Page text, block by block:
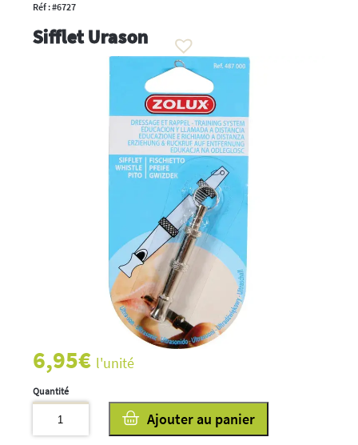
Réf : #6727
Sifflet Urason
6,95€ l'unité
Ajouter au panier